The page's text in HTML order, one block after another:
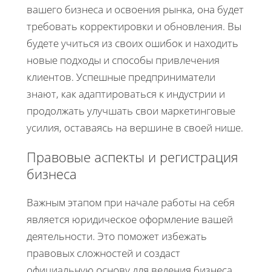
вашего бизнеса и освоения рынка, она будет
требовать корректировки и обновления. Вы
будете учиться из своих ошибок и находить
новые подходы и способы привлечения
клиентов. Успешные предприниматели
знают, как адаптироваться к индустрии и
продолжать улучшать свои маркетинговые
усилия, оставаясь на вершине в своей нише.
Правовые аспекты и регистрация
бизнеса
Важным этапом при начале работы на себя
является юридическое оформление вашей
деятельности. Это поможет избежать
правовых сложностей и создаст